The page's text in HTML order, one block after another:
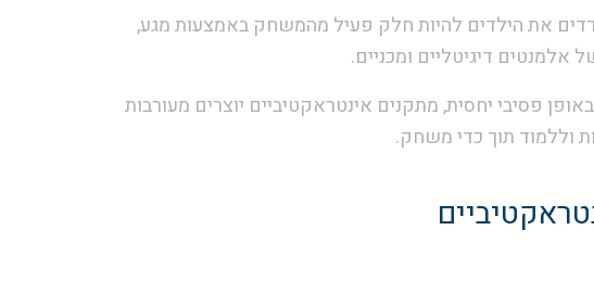
את הילדים להיות חלק פעיל מהמשחק באמצעות מגע,
דיגיטליים ומכניים.
פסיבי יחסית, מתקנים אינטראקטיביים יוצרים מעורבות
וללמוד תוך כדי משחק.